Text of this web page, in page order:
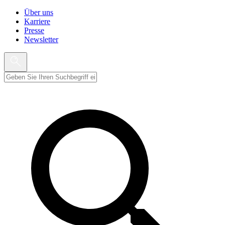
Über uns
Karriere
Presse
Newsletter